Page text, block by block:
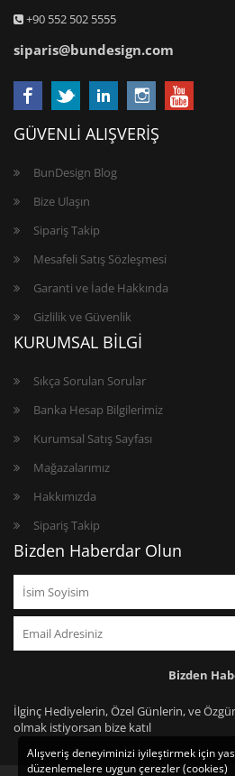
+90 552 502 5555
siparis@bundesign.com
GÜVENLİ ALIŞVERİŞ
BunDesign Blog
Bize Ulaşın
Sipariş Takip
Mesafeli Satış Sözleşmesi
Garanti ve İade Hakkında
Gizlilik ve Güvenlik
KURUMSAL BİLGİ
Sıkça Sorulan Sorular
Banka Hesap Bilgilerimiz
Kurumsal Satış Sayfası
Mağazalarımız
Hakkımızda
Sipariş Takip
Bizden Haberdar Olun
Bizden
İlginç Hediyelerin, Özel Günlerin, ve
olmak istiyorsan bize katıl
Alışveriş deneyiminizi iyileştirmek için
düzenlemelere uygun çerezler (cookies)